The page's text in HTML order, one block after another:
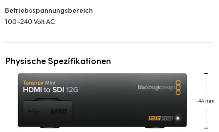
Betriebsspannungsbereich
100–240 Volt AC
Physische Spezifikationen